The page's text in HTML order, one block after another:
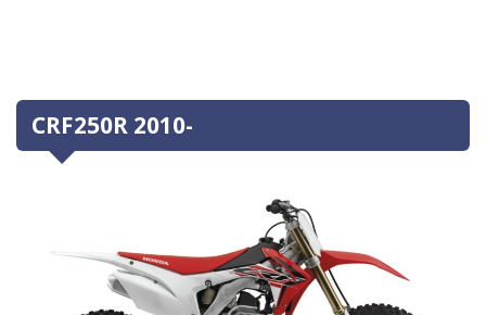
CRF250R 2010-